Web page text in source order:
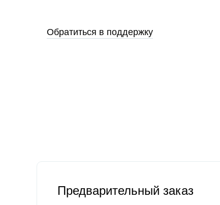
Обратиться в поддержку
Предварительный заказ